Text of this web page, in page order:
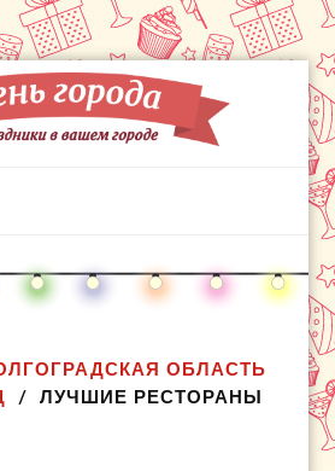
ОБЛАСТЬ
ЛУЧШИЕ РЕСТОРАНЫ